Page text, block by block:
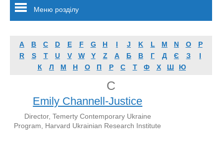
Меню розділу
A B C D E F G H I J K L M N O
P
R
S T U V W Y Z А Б В Г Д Є З
І
К
Л М Н О П Р С Т Ф Х Ш Ю
C
Emily Channell-Justice
Director, Temerty Contemporary Ukraine
Program, Harvard Ukrainian Research Institute